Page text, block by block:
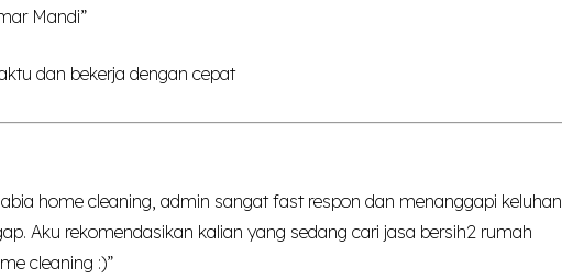
Mandi”
dan bekerja dengan cepat
home cleaning, admin sangat fast respon dan menanggapi keluhan
Aku rekomendasikan kalian yang sedang cari jasa bersih2 rumah
cleaning :)”